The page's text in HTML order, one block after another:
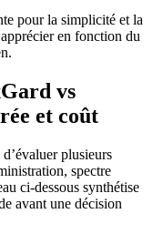
pour la simplicité et la
en fonction du
vs
et coût
plusieurs
spectre
ci-dessous synthétise
avant une décision